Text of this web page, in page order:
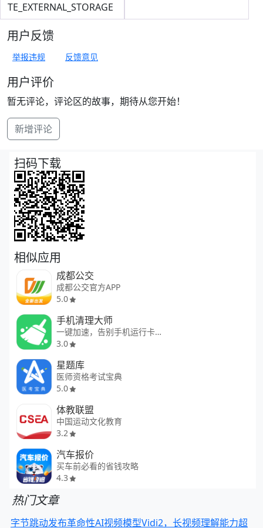
TE_EXTERNAL_STORAGE
用户反馈
举报违规 反馈意见
用户评价
暂无评论，评论区的故事，期待从您开始！
新增评论
扫码下载
相似应用
成都公交
成都公交官方APP
5.0
手机清理大师
一键加速，告别手机运行卡顿
3.0
星题库
医师资格考试宝典
5.0
体教联盟
中国运动文化教育
3.2
汽车报价
买车前必看的省钱攻略
4.3
热门文章
字节跳动发布革命性AI视频模型Vidi2，长视频理解能力超